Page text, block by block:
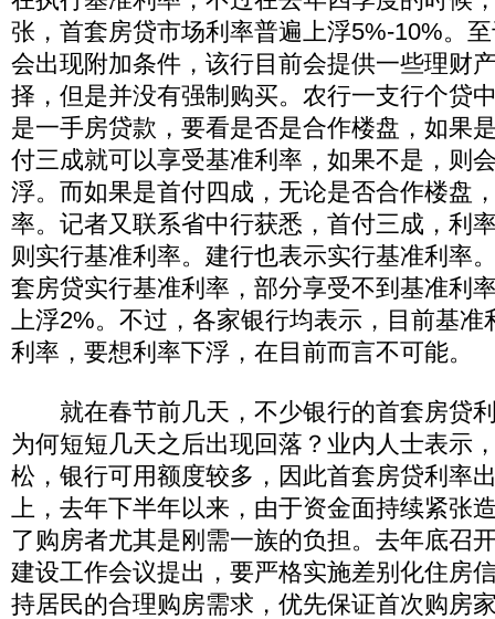
张，首套房贷市场利率普遍上浮5%-10%。
会出现附加条件，该行目前会提供一些理财
择，但是并没有强制购买。农行一支行个贷
是一手房贷款，要看是否是合作楼盘，如果
付三成就可以享受基准利率，如果不是，则
浮。而如果是首付四成，无论是否合作楼盘
率。记者又联系省中行获悉，首付三成，利
则实行基准利率。建行也表示实行基准利率
套房贷实行基准利率，部分享受不到基准利
上浮2%。不过，各家银行均表示，目前基准
利率，要想利率下浮，在目前而言不可能。
就在春节前几天，不少银行的首套房贷
为何短短几天之后出现回落？业内人士表示
松，银行可用额度较多，因此首套房贷利率
上，去年下半年以来，由于资金面持续紧张
了购房者尤其是刚需一族的负担。去年底召
建设工作会议提出，要严格实施差别化住房
持居民的合理购房需求，优先保证首次购房